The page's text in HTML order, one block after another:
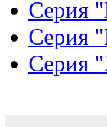
Серия
Серия
Серия